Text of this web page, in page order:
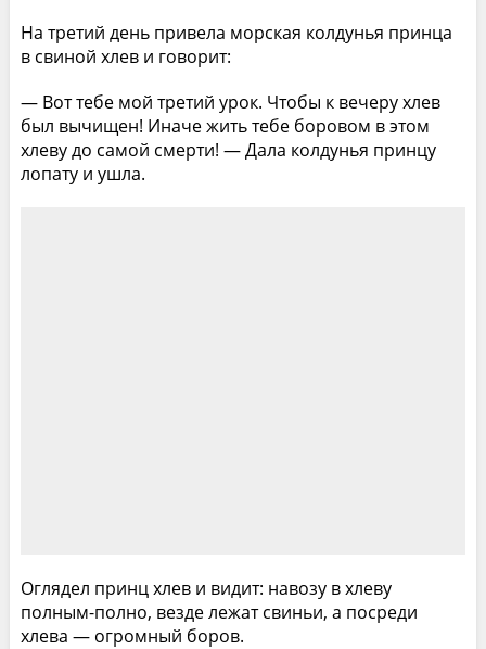
На третий день привела морская колдунья принца
в свиной хлев и говорит:
— Вот тебе мой третий урок. Чтобы к вечеру хлев
был вычищен! Иначе жить тебе боровом в этом
хлеву до самой смерти! — Дала колдунья принцу
лопату и ушла.
Оглядел принц хлев и видит: навозу в хлеву
полным-полно, везде лежат свиньи, а посреди
хлева — огромный боров.